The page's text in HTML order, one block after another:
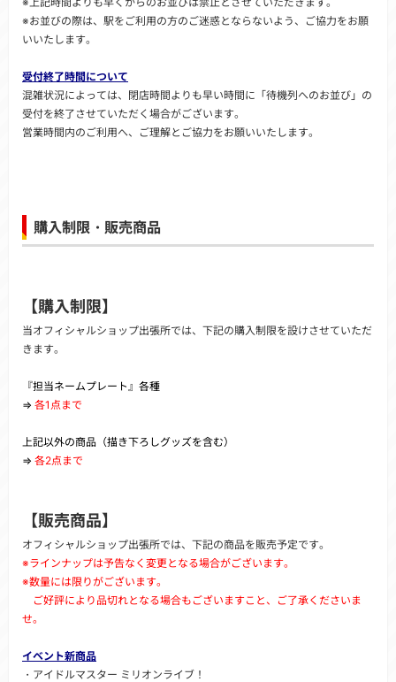
※お並びの際は、駅をご利用の方のご迷惑とならないよう、ご協力をお願
いいたします。
受付終了時間について
混雑状況によっては、閉店時間よりも早い時間に「待機列へのお並び」の
受付を終了させていただく場合がございます。
営業時間内のご利用へ、ご理解とご協力をお願いいたします。
購入制限・販売商品
【購入制限】
当オフィシャルショップ出張所では、下記の購入制限を設けさせていただ
きます。
『担当ネームプレート』各種
⇒ 各1点まで
上記以外の商品（描き下ろしグッズを含む）
⇒ 各2点まで
【販売商品】
オフィシャルショップ出張所では、下記の商品を販売予定です。
※ラインナップは予告なく変更となる場合がございます。
※数量には限りがございます。
ご好評により品切れとなる場合もございますこと、ご了承くださいま
せ。
イベント新商品
・アイドルマスター ミリオンライブ！